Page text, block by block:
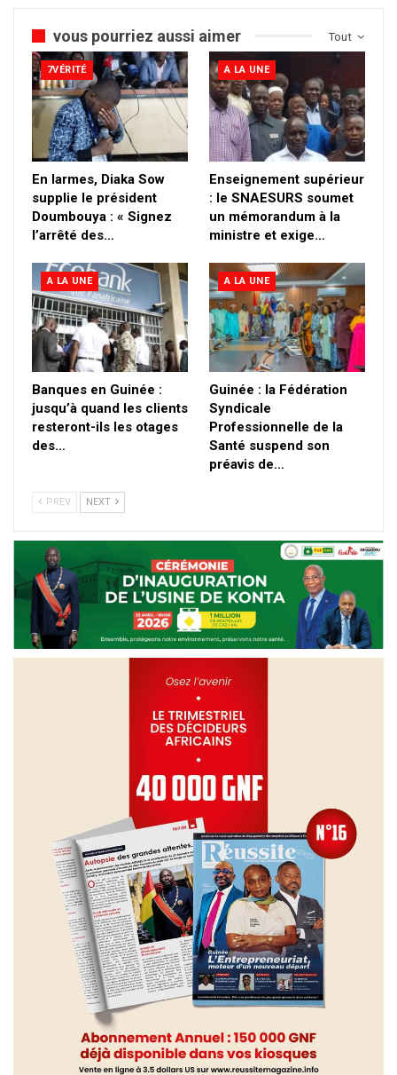
Tout
vous pourriez aussi aimer
7VÉRITÉ
En larmes, Diaka Sow
supplie le président
Doumbouya : « Signez
l’arrêté des…
A LA UNE
Enseignement supérieur
: le SNAESURS soumet
un mémorandum à la
ministre et exige…
A LA UNE
Banques en Guinée :
jusqu’à quand les clients
resteront-ils les otages
des…
A LA UNE
Guinée : la Fédération
Syndicale
Professionnelle de la
Santé suspend son
préavis de…
PREV NEXT